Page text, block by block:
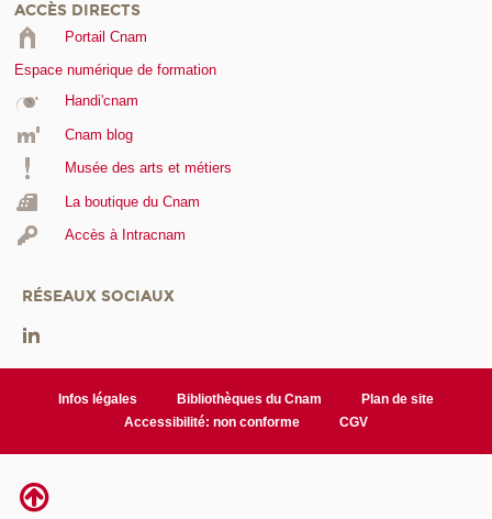
ACCÈS DIRECTS
Portail Cnam
Espace numérique de formation
Handi'cnam
Cnam blog
Musée des arts et métiers
La boutique du Cnam
Accès à Intracnam
RÉSEAUX SOCIAUX
Infos légales Bibliothèques du Cnam
Plan de site
Accessibilité: non conforme
CGV